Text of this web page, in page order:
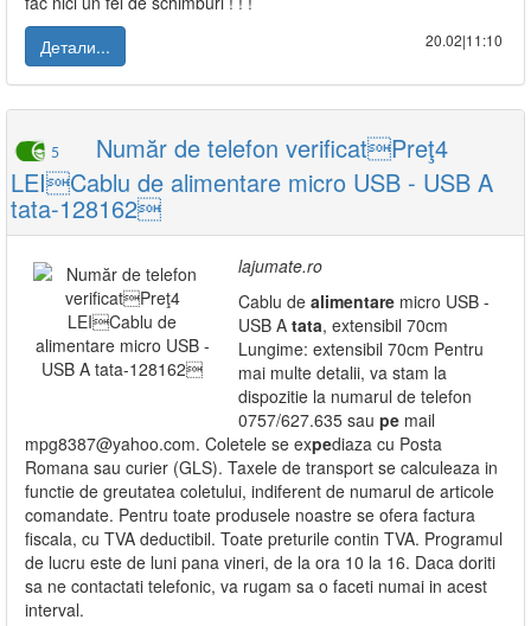
Детали...
20.02|11:10
5
Număr de telefon verificatPreţ4
LEICablu de alimentare micro USB - USB A
tata-128162
lajumate.ro
Cablu de alimentare micro USB -
USB A tata, extensibil 70cm
Lungime: extensibil 70cm Pentru
mai multe detalii, va stam la
dispozitie la numarul de telefon
0757/627.635 sau pe mail
mpg8387@yahoo.com. Coletele se expediaza cu Posta
Romana sau curier (GLS). Taxele de transport se calculeaza in
functie de greutatea coletului, indiferent de numarul de articole
comandate. Pentru toate produsele noastre se ofera factura
fiscala, cu TVA deductibil. Toate preturile contin TVA. Programul
de lucru este de luni pana vineri, de la ora 10 la 16. Daca doriti
sa ne contactati telefonic, va rugam sa o faceti numai in acest
interval.